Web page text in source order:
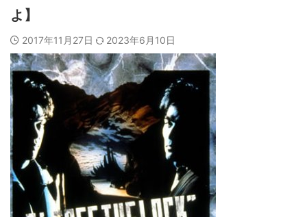
よ】
2017年11月27日 2023年6月10日